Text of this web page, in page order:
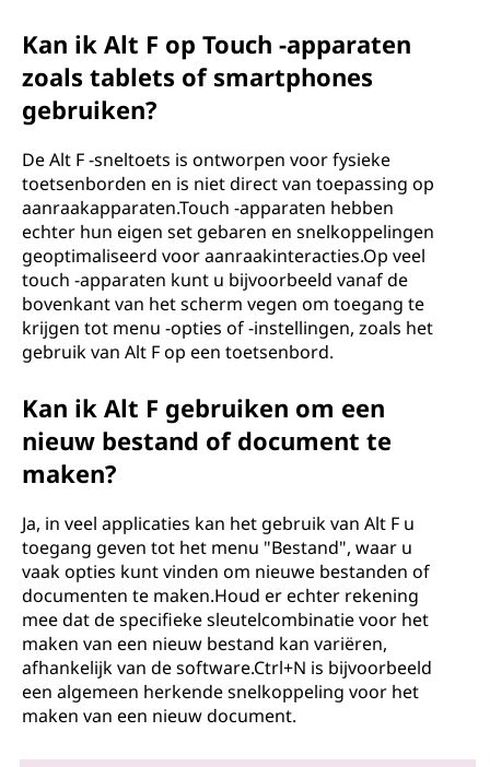
Kan ik Alt F op Touch -apparaten
zoals tablets of smartphones
gebruiken?
De Alt F -sneltoets is ontworpen voor fysieke
toetsenborden en is niet direct van toepassing op
aanraakapparaten.Touch -apparaten hebben
echter hun eigen set gebaren en snelkoppelingen
geoptimaliseerd voor aanraakinteracties.Op veel
touch -apparaten kunt u bijvoorbeeld vanaf de
bovenkant van het scherm vegen om toegang te
krijgen tot menu -opties of -instellingen, zoals het
gebruik van Alt F op een toetsenbord.
Kan ik Alt F gebruiken om een ​​
nieuw bestand of document te
maken?
Ja, in veel applicaties kan het gebruik van Alt F u
toegang geven tot het menu "Bestand", waar u
vaak opties kunt vinden om nieuwe bestanden of
documenten te maken.Houd er echter rekening
mee dat de specifieke sleutelcombinatie voor het
maken van een nieuw bestand kan variëren,
afhankelijk van de software.Ctrl+N is bijvoorbeeld
een algemeen herkende snelkoppeling voor het
maken van een nieuw document.